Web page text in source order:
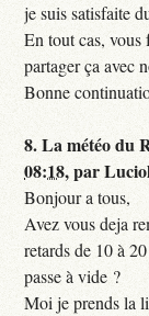
je suis satisfaite
En tout cas,
partager ça avec
Bonne
8.La météo du
08:18,par
Bonjour a tous,
Avez vous deja
retards de 10 à
passe à vide ?
Moi je prends la